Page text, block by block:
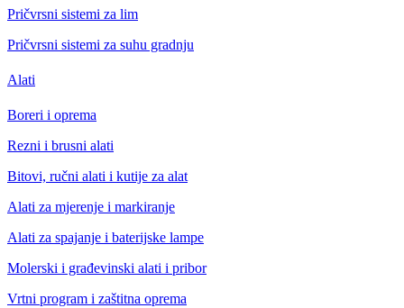
Pričvrsni sistemi za lim
Pričvrsni sistemi za suhu gradnju
Alati
Boreri i oprema
Rezni i brusni alati
Bitovi, ručni alati i kutije za alat
Alati za mjerenje i markiranje
Alati za spajanje i baterijske lampe
Molerski i građevinski alati i pribor
Vrtni program i zaštitna oprema